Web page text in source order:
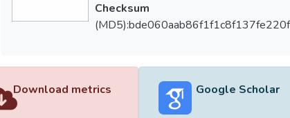
Checksum
Download metrics Google Scholar